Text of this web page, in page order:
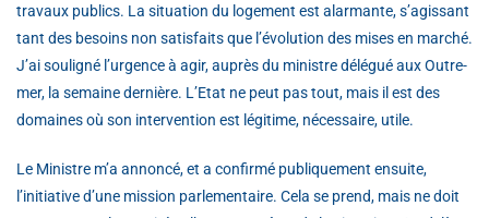
travaux publics. La situation du logement est alarmante, s’agissant
tant des besoins non satisfaits que l’évolution des mises en marché.
J’ai souligné l’urgence à agir, auprès du ministre délégué aux Outre-
mer, la semaine dernière. L’Etat ne peut pas tout, mais il est des
domaines où son intervention est légitime, nécessaire, utile.
Le Ministre m’a annoncé, et a confirmé publiquement ensuite,
l’initiative d’une mission parlementaire. Cela se prend, mais ne doit